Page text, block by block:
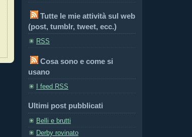
Tutte le mie attività sul web
(post, tumblr, tweet, ecc.)
RSS
Cosa sono e come si
usano
I feed RSS
Ultimi post pubblicati
Belli e brutti
Derby rovinato